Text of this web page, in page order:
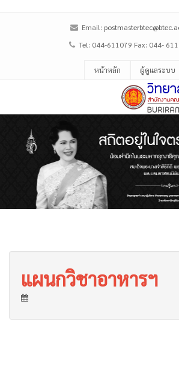
Email:
Tel: 044-611079 Fax: 044-
หน้าหลัก ผู้ดูแลระบบ
แผนกวิชาอาหารฯ